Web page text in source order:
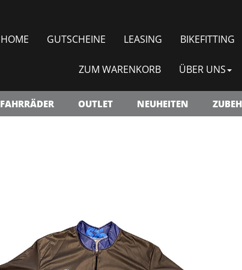
HOME GUTSCHEINE LEASING BIKEFITTING
ZUM WARENKORB ÜBER UNS
FAHRRÄDER OUTLET NEUHEITEN